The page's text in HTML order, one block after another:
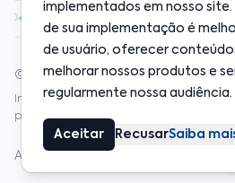
+1.20%
© 2020-2026 Coinstancy. Todos os
Investimentos em cripto‑ativos
passado não garante resultados futuros.
Avisos legais
implementados em nosso
de sua implementação é
de usuário, oferecer
melhorar nossos produtos e
regularmente nossa audiência.
Aceitar RecusarSaiba